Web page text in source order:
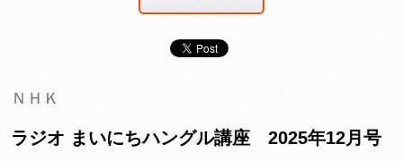
ＮＨＫ
ラジオ まいにちハングル講座 2025年12月号